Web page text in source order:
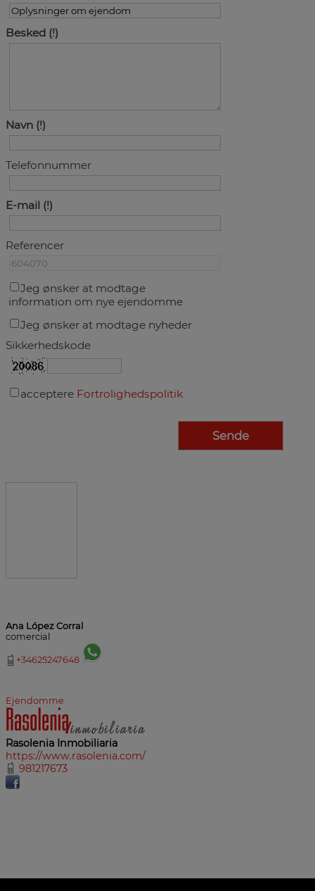
Besked
Navn
Telefonnummer
E-mail
Referencer
Jeg ønsker at modtage
information om nye ejendomme
Jeg ønsker at modtage nyheder
Sikkerhedskode
acceptere Fortrolighedspolitik
Ana López Corral
comercial
+34625247648
Ejendomme
Rasolenia Inmobiliaria
https://www.rasolenia.com/
981217673